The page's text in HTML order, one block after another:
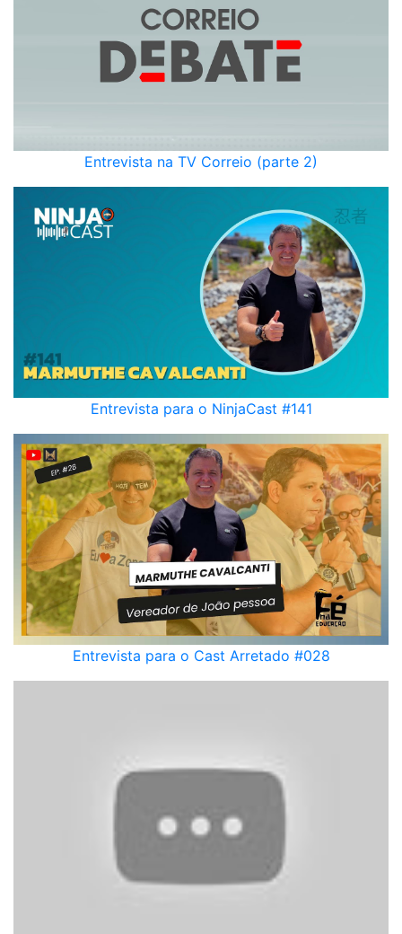
Entrevista na TV Correio (parte 2)
Entrevista para o NinjaCast #141
Entrevista para o Cast Arretado #028